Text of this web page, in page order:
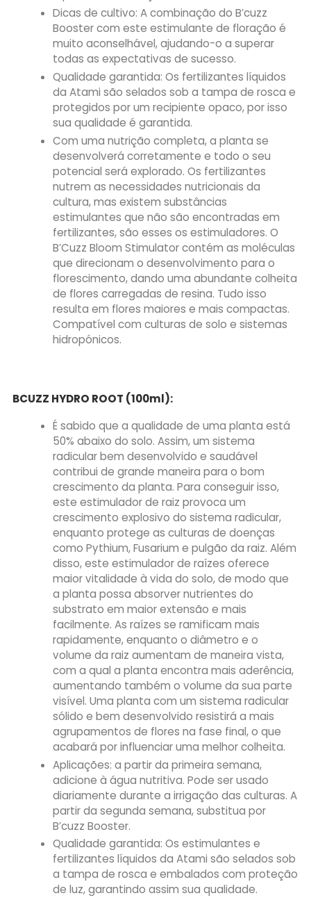
Dicas de cultivo: A combinação do B’cuzz
Booster com este estimulante de floração é
muito aconselhável, ajudando-o a superar
todas as expectativas de sucesso.
Qualidade garantida: Os fertilizantes líquidos
da Atami são selados sob a tampa de rosca e
protegidos por um recipiente opaco, por isso
sua qualidade é garantida.
Com uma nutrição completa, a planta se
desenvolverá corretamente e todo o seu
potencial será explorado. Os fertilizantes
nutrem as necessidades nutricionais da
cultura, mas existem substâncias
estimulantes que não são encontradas em
fertilizantes, são esses os estimuladores. O
B’Cuzz Bloom Stimulator contém as moléculas
que direcionam o desenvolvimento para o
florescimento, dando uma abundante colheita
de flores carregadas de resina. Tudo isso
resulta em flores maiores e mais compactas.
Compatível com culturas de solo e sistemas
hidropónicos.
BCUZZ HYDRO ROOT (100ml):
É sabido que a qualidade de uma planta está
50% abaixo do solo. Assim, um sistema
radicular bem desenvolvido e saudável
contribui de grande maneira para o bom
crescimento da planta. Para conseguir isso,
este estimulador de raiz provoca um
crescimento explosivo do sistema radicular,
enquanto protege as culturas de doenças
como Pythium, Fusarium e pulgão da raiz. Além
disso, este estimulador de raízes oferece
maior vitalidade à vida do solo, de modo que
a planta possa absorver nutrientes do
substrato em maior extensão e mais
facilmente. As raízes se ramificam mais
rapidamente, enquanto o diâmetro e o
volume da raiz aumentam de maneira vista,
com a qual a planta encontra mais aderência,
aumentando também o volume da sua parte
visível. Uma planta com um sistema radicular
sólido e bem desenvolvido resistirá a mais
agrupamentos de flores na fase final, o que
acabará por influenciar uma melhor colheita.
Aplicações: a partir da primeira semana,
adicione à água nutritiva. Pode ser usado
diariamente durante a irrigação das culturas. A
partir da segunda semana, substitua por
B’cuzz Booster.
Qualidade garantida: Os estimulantes e
fertilizantes líquidos da Atami são selados sob
a tampa de rosca e embalados com proteção
de luz, garantindo assim sua qualidade.